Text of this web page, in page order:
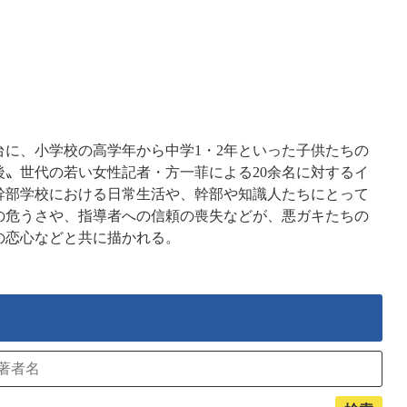
、小学校の高学年から中学1・2年といった子供たちの
世代の若い女性記者・方一菲による20余名に対するイ
学校における日常生活や、幹部や知識人たちにとって
うさや、指導者への信頼の喪失などが、悪ガキたちの
心などと共に描かれる。